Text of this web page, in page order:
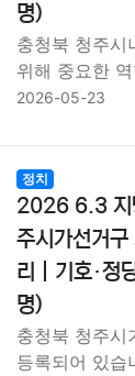
명)
충청북 청주시
위해 중요한
2026-05-23
정치
2026 6.3 지
주시가선거
리｜기호·정
명)
충청북 청주시
등록되어 있